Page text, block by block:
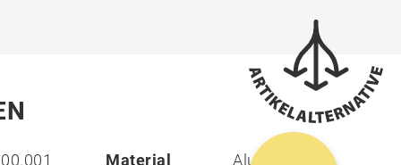
Material
Aluminium